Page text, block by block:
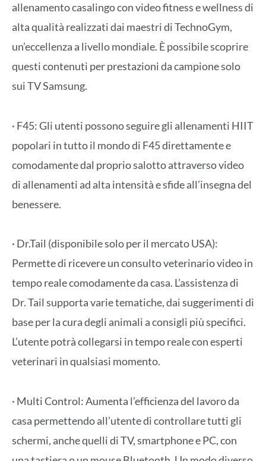
allenamento casalingo con video fitness e wellness di
alta qualità realizzati dai maestri di TechnoGym,
un’eccellenza a livello mondiale. È possibile scoprire
questi contenuti per prestazioni da campione solo
sui TV Samsung.
· F45: Gli utenti possono seguire gli allenamenti HIIT
popolari in tutto il mondo di F45 direttamente e
comodamente dal proprio salotto attraverso video
di allenamenti ad alta intensità e sfide all’insegna del
benessere.
· Dr.Tail (disponibile solo per il mercato USA):
Permette di ricevere un consulto veterinario video in
tempo reale comodamente da casa. L’assistenza di
Dr. Tail supporta varie tematiche, dai suggerimenti di
base per la cura degli animali a consigli più specifici.
L’utente potrà collegarsi in tempo reale con esperti
veterinari in qualsiasi momento.
· Multi Control: Aumenta l’efficienza del lavoro da
casa permettendo all’utente di controllare tutti gli
schermi, anche quelli di TV, smartphone e PC, con